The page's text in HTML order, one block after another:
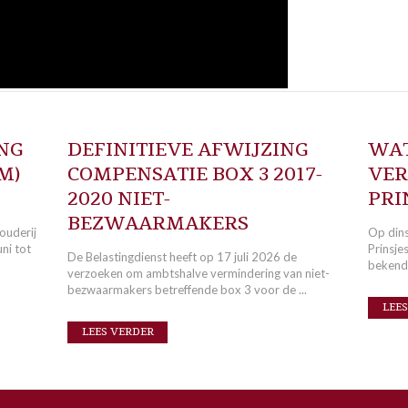
tot
DEFINITIEVE AFWIJZING
COMPENSATIE BOX 3 2017-
2020 NIET-
BEZWAARMAKERS
De Belastingdienst heeft op 17 juli 2026 de
verzoeken om ambtshalve vermindering van niet-
bezwaarmakers betreffende box 3 voor de ...
LEES VERDER
Op